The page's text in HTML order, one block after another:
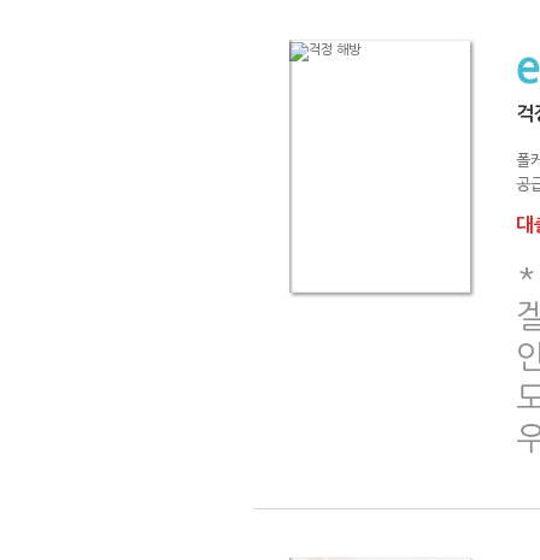
걱
폴
공
대